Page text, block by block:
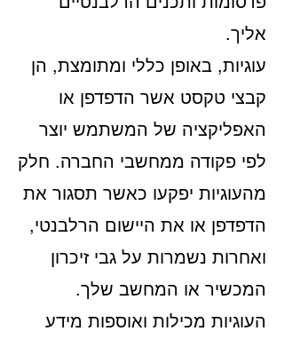
אליך.
עוגיות, באופן כללי ומתומצת, הן
קבצי טקסט אשר הדפדפן או
האפליקציה של המשתמש יוצר
לפי פקודה ממחשבי החברה. חלק
מהעוגיות יפקעו כאשר תסגור את
הדפדפן או את היישום הרלבנטי,
ואחרות נשמרות על גבי זיכרון
המכשיר או המחשב שלך.
העוגיות מכילות ואוספות מידע